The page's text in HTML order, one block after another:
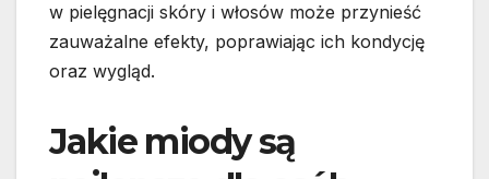
w pielęgnacji skóry i włosów może przynieść
zauważalne efekty, poprawiając ich kondycję
oraz wygląd.
Jakie miody są